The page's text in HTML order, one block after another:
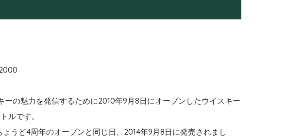
の魅力を発信するために2010年9月8日にオープンしたウイスキー
ルです。
うど4周年のオープンと同じ日、2014年9月8日に発売されまし